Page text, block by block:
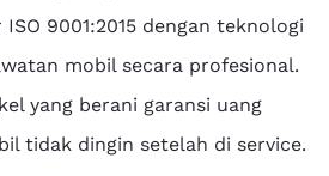
9001:2015 dengan teknologi
mobil secara profesional.
yang berani garansi uang
tidak dingin setelah di service.